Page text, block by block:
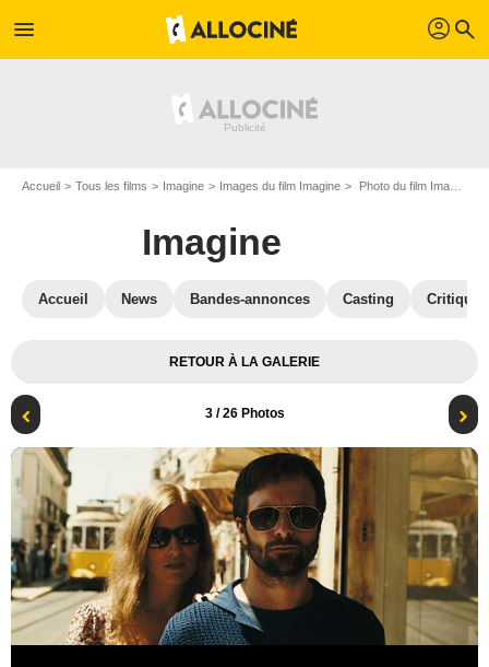
menu profil search
Accueil Tous les films Imagine Images du film Imagine Photo du film Imagine - Photo 3
Imagine
Accueil News Bandes-annonces Casting
RETOUR À LA GALERIE
3/ 26 Photos